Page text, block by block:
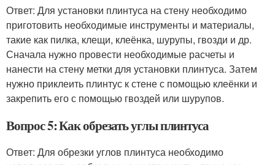
Ответ: Для установки плинтуса на стену необходимо
приготовить необходимые инструменты и материалы,
такие как пилка, клещи, клеёнка, шурупы, гвозди и др.
Сначала нужно провести необходимые расчеты и
нанести на стену метки для установки плинтуса. Затем
нужно приклеить плинтус к стене с помощью клеёнки и
закрепить его с помощью гвоздей или шурупов.
Вопрос 5: Как обрезать углы плинтуса
Ответ: Для обрезки углов плинтуса необходимо